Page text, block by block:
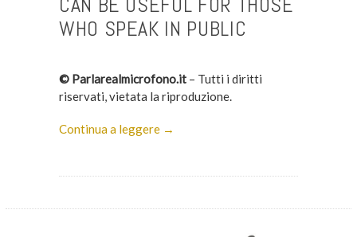
WHO SPEAK IN PUBLIC
© Parlarealmicrofono.it– Tutti i diritti
riservati, vietata la riproduzione.
Continua a leggere →